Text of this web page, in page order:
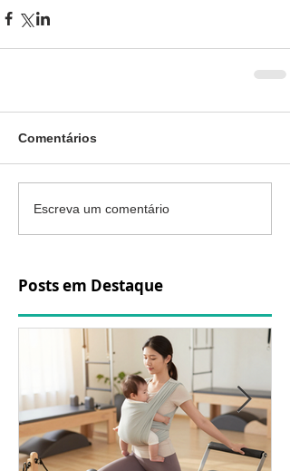
Comentários
Escreva um comentário
Posts em Destaque